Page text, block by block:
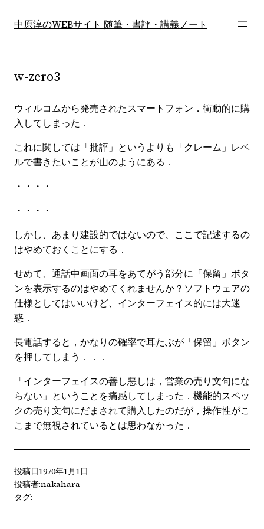
中原淳のWEBサイト 随筆・書評・講義ノート
w-zero3
ウィルコムから発売されたスマートフォン．衝動的に購
入してしまった．
これに関しては「批評」というよりも「クレーム」レベ
ルで書きたいことが山のようにある．
・・・・
・・・・
しかし、あまり建設的ではないので、ここで記述するの
はやめておくことにする．
せめて、通話中画面の耳をあてがう部分に「保留」ボタ
ンを表示するのはやめてくれませんか？ソフトウェアの
仕様としてはいいけど、インターフェイス的には大迷
惑．
長電話すると，かなりの確率で耳たぶが「保留」ボタン
を押してしまう．．．
「インターフェイスの善し悪しは，営業の売り文句にな
らない」ということを痛感してしまった．機能的スペッ
クの売り文句にだまされて購入したのだが，操作性がこ
こまで無視されているとは思わなかった．
投稿日1970年1月1日
投稿者:nakahara
タグ: